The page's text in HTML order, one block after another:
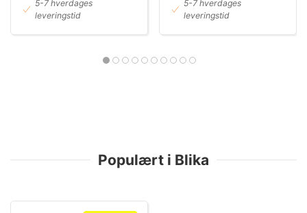
5-7 hverdages
leveringstid
5-7 hverdages
leveringstid
Populært i Blika